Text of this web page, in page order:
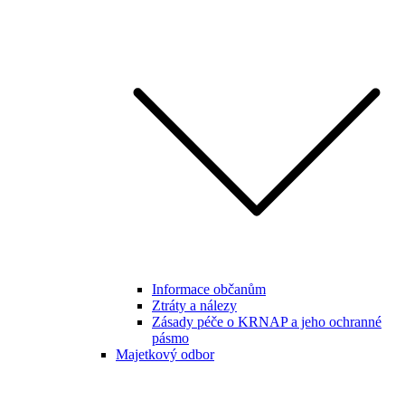
Informace občanům
Ztráty a nálezy
Zásady péče o KRNAP a jeho ochranné
pásmo
Majetkový odbor